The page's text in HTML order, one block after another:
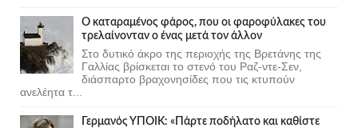
Ο καταραμένος φάρος, που οι φαροφύλακες του
τρελαίνονταν ο ένας μετά τον άλλον
Στο δυτικό άκρο της περιοχής της Βρετάνης της
Γαλλίας βρίσκεται το στενό του Ραζ-ντε-Σεν,
διάσπαρτο βραχονησίδες που τις κτυπούν
ανελέητα τ...
Γερμανός ΥΠΟΙΚ: «Πάρτε ποδήλατο και καθίστε